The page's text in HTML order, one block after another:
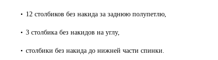
• 12 столбиков без накида за заднюю полупетлю,
• 3 столбика без накидов на углу,
• столбики без накида до нижней части спинки.